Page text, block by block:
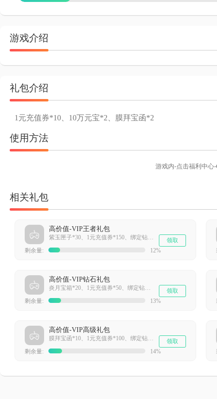
游戏介绍
礼包介绍
1元充值券*10、10万元宝*2、膜拜宝函*2
使用方法
游戏内-点击福利中心
相关礼包
高价值-VIP王者礼包
紫玉匣子*30、1元充值券*150、绑定钻石*20000
剩余量:
12%
领取
高价值-VIP钻石礼包
炎月宝箱*20、1元充值券*50、绑定钻石*10000
剩余量:
13%
领取
高价值-VIP高级礼包
膜拜宝函*10、1元充值券*100、绑定钻石*10000
剩余量:
14%
领取